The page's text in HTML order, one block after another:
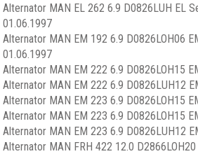
Alternator MAN EL 262 6.9 D0826LUH EL
01.06.1997
Alternator MAN EM 192 6.9 D0826LOH06
01.06.1997
Alternator MAN EM 222 6.9 D0826LOH15
Alternator MAN EM 222 6.9 D0826LUH12
Alternator MAN EM 223 6.9 D0826LOH15
Alternator MAN EM 223 6.9 D0826LOH15
Alternator MAN EM 223 6.9 D0826LUH12
Alternator MAN FRH 422 12.0